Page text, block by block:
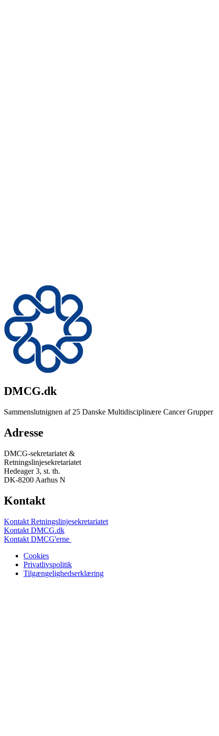
DMCG.dk
Sammenslutnignen af 25 Danske Multidisciplinære Cancer Grupper
Adresse
DMCG-sekretariatet &
Retningslinjesekretariatet
Hedeager 3, st. th.
DK-8200 Aarhus N
Kontakt
Kontakt Retningslinjesekretariatet
Kontakt DMCG.dk
Kontakt DMCG'erne
Cookies
Privatlivspolitik
Tilgængelighedserklæring